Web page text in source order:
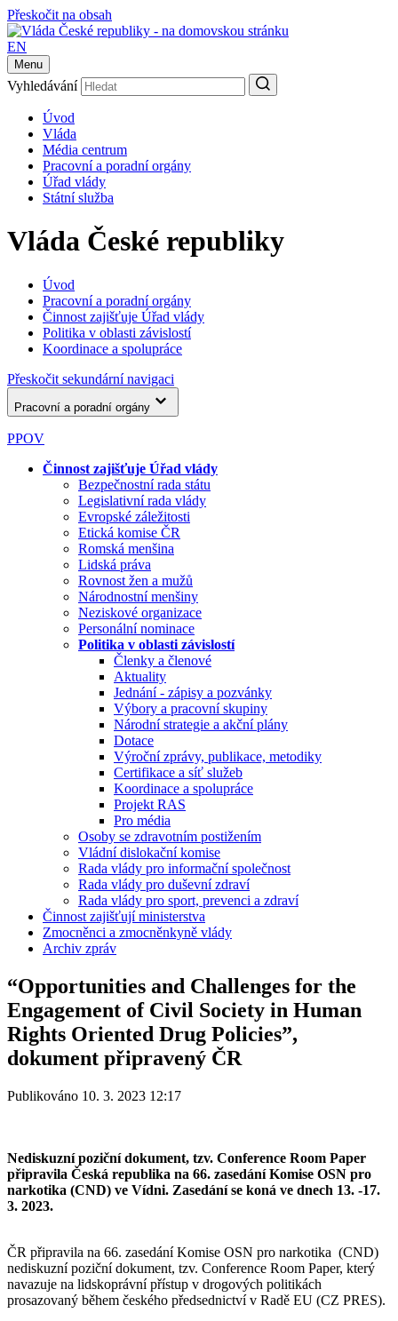
Přeskočit na obsah
EN
Menu
Vyhledávání
Úvod
Vláda
Média centrum
Pracovní a poradní orgány
Úřad vlády
Státní služba
Vláda České republiky
Úvod
Pracovní a poradní orgány
Činnost zajišťuje Úřad vlády
Politika v oblasti závislostí
Koordinace a spolupráce
Přeskočit sekundární navigaci
Pracovní a poradní orgány
PPOV
Činnost zajišťuje Úřad vlády
Bezpečnostní rada státu
Legislativní rada vlády
Evropské záležitosti
Etická komise ČR
Romská menšina
Lidská práva
Rovnost žen a mužů
Národnostní menšiny
Neziskové organizace
Personální nominace
Politika v oblasti závislostí
Členky a členové
Aktuality
Jednání - zápisy a pozvánky
Výbory a pracovní skupiny
Národní strategie a akční plány
Dotace
Výroční zprávy, publikace, metodiky
Certifikace a síť služeb
Koordinace a spolupráce
Projekt RAS
Pro média
Osoby se zdravotním postižením
Vládní dislokační komise
Rada vlády pro informační společnost
Rada vlády pro duševní zdraví
Rada vlády pro sport, prevenci a zdraví
Činnost zajišťují ministerstva
Zmocněnci a zmocněnkyně vlády
Archiv zpráv
“Opportunities and Challenges for the
Engagement of Civil Society in Human
Rights Oriented Drug Policies”,
dokument připravený ČR
Publikováno 10. 3. 2023 12:17
Nediskuzní poziční dokument, tzv. Conference Room Paper
připravila Česká republika na 66. zasedání Komise OSN pro
narkotika (CND) ve Vídni. Zasedání se koná ve dnech 13. -17.
3. 2023.
ČR připravila na 66. zasedání Komise OSN pro narkotika (CND)
nediskuzní poziční dokument, tzv. Conference Room Paper, který
navazuje na lidskoprávní přístup v drogových politikách
prosazovaný během českého předsednictví v Radě EU (CZ PRES).